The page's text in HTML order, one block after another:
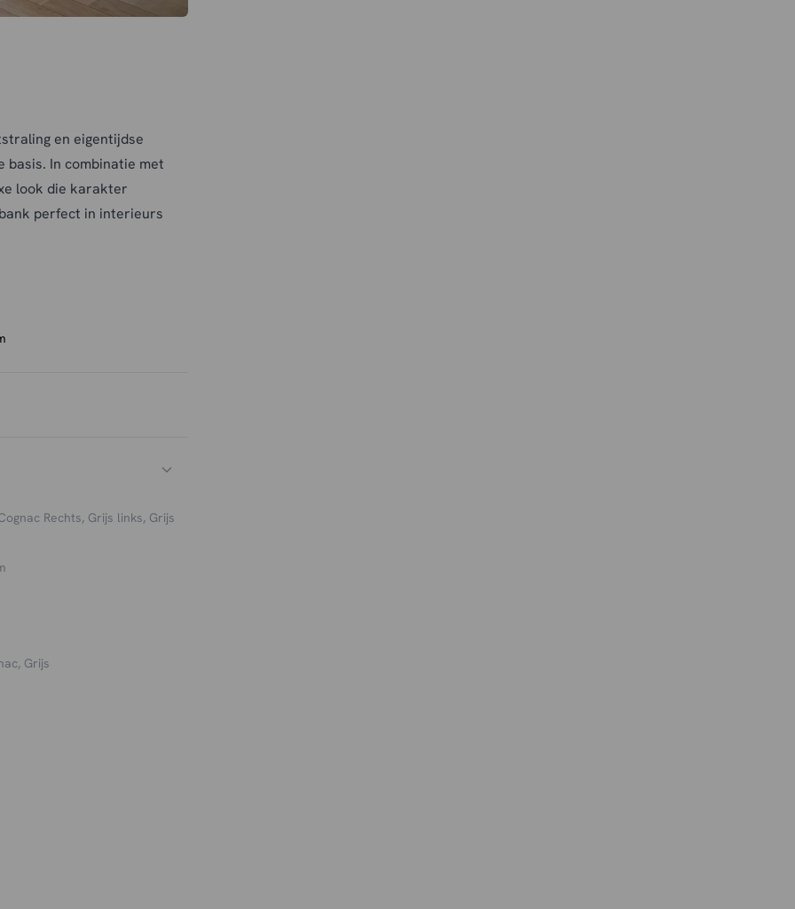
en eigentijdse
basis. In combinatie met
look die karakter
perfect in interieurs
prettig comfort,
ruimte en
om extra sfeer te
Ze bieden veel
Rechts, Grijs links, Grijs
Grijs